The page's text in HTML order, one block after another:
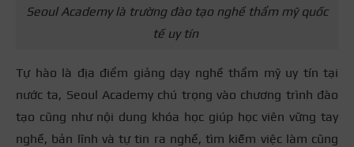
Seoul Academy là trường đào tạo nghề thẩm mỹ quốc
tế uy tín
Tự hào là địa điểm giảng dạy nghề thẩm mỹ uy tín tại
nước ta, Seoul Academy chú trọng vào chương trình đào
tạo cũng như nội dung khóa học giúp học viên vững tay
nghề, bản lĩnh và tự tin ra nghề, tìm kiếm việc làm cũng